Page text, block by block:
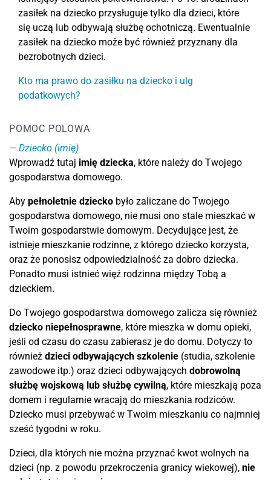
zasiłek na dziecko przysługuje tylko dla dzieci, które
się uczą lub odbywają służbę ochotniczą. Ewentualnie
zasiłek na dziecko może być również przyznany dla
bezrobotnych dzieci.
Kto ma prawo do zasiłku na dziecko i ulg
podatkowych?
POMOC POLOWA
Dziecko (imię)
Wprowadź tutaj imię dziecka, które należy do Twojego
gospodarstwa domowego.
Aby pełnoletnie dziecko było zaliczane do Twojego
gospodarstwa domowego, nie musi ono stale mieszkać w
Twoim gospodarstwie domowym. Decydujące jest, że
istnieje mieszkanie rodzinne, z którego dziecko korzysta,
oraz że ponosisz odpowiedzialność za dobro dziecka.
Ponadto musi istnieć więź rodzinna między Tobą a
dzieckiem.
Do Twojego gospodarstwa domowego zalicza się również
dziecko niepełnosprawne, które mieszka w domu opieki,
jeśli od czasu do czasu zabierasz je do domu. Dotyczy to
również dzieci odbywających szkolenie (studia, szkolenie
zawodowe itp.) oraz dzieci odbywających dobrowolną
służbę wojskową lub służbę cywilną, które mieszkają poza
domem i regularnie wracają do mieszkania rodziców.
Dziecko musi przebywać w Twoim mieszkaniu co najmniej
sześć tygodni w roku.
Dzieci, dla których nie można przyznać kwot wolnych na
dzieci (np. z powodu przekroczenia granicy wiekowej), nie